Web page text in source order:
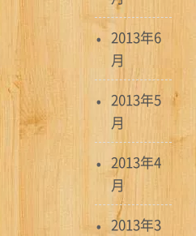
2013年6
月
2013年5
月
2013年4
月
2013年3